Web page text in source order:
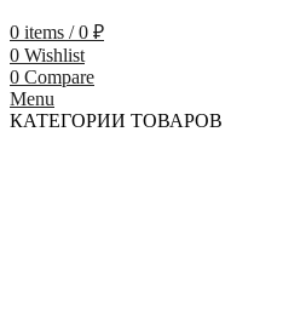
0 items / 0 ₽
0 Wishlist
0 Compare
Menu
КАТЕГОРИИ ТОВАРОВ